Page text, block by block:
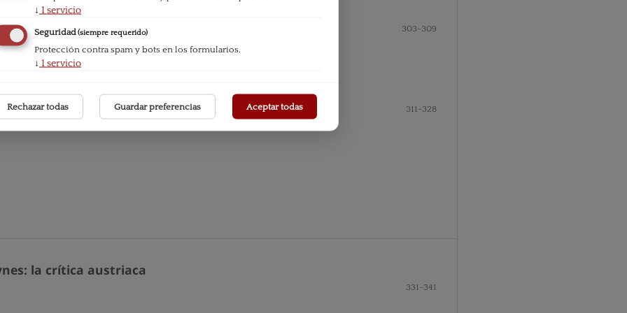
and End
303-309
311-328
la crítica austriaca
331-341
↓ 1servicio
Seguridad (siempre requerido)
Protección contra spam y bots en los formularios.
↓ 1servicio
Rechazar todas Guardar preferencias Aceptar todas